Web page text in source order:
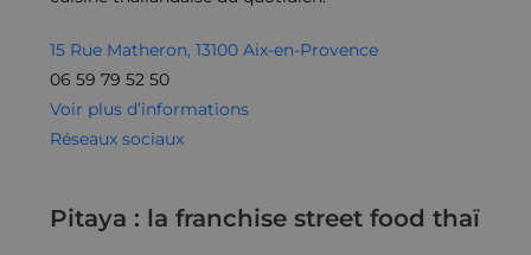
15 Rue Matheron, 13100 Aix-en-Provence
06 59 79 52 50
Voir plus d’informations
Réseaux sociaux
Pitaya : la franchise street food thaï